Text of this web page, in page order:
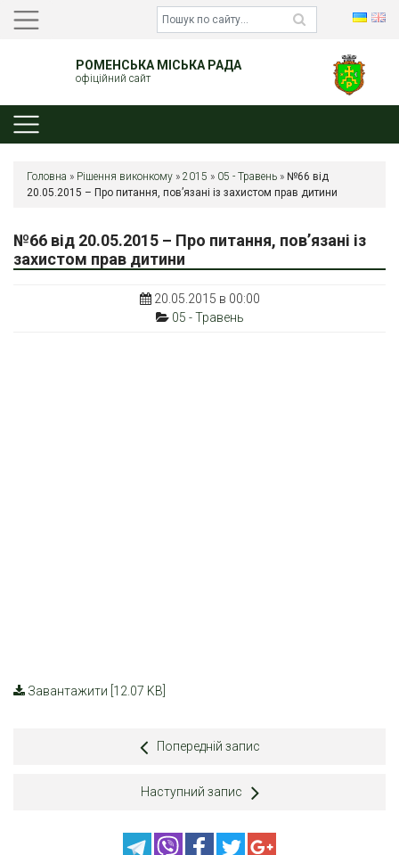
РОМЕНСЬКА МІСЬКА РАДА
офіційний сайт
Головна » Рішення виконкому » 2015 » 05 - Травень » №66 від
20.05.2015 – Про питання, пов’язані із захистом прав дитини
№66 від 20.05.2015 – Про питання, пов’язані із
захистом прав дитини
20.05.2015 в 00:00
05 - Травень
Завантажити [12.07 KB]
Попередній запис
Наступний запис